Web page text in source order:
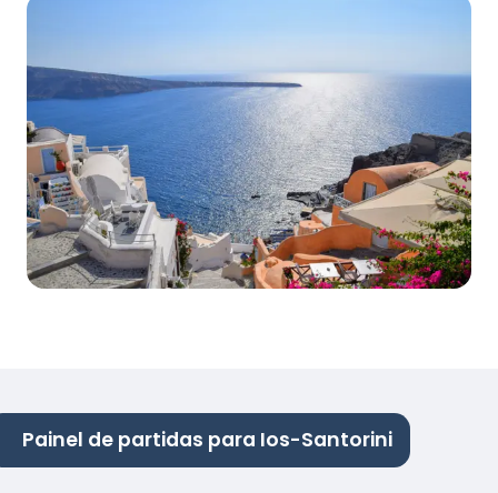
Painel de partidas para Ios-Santorini